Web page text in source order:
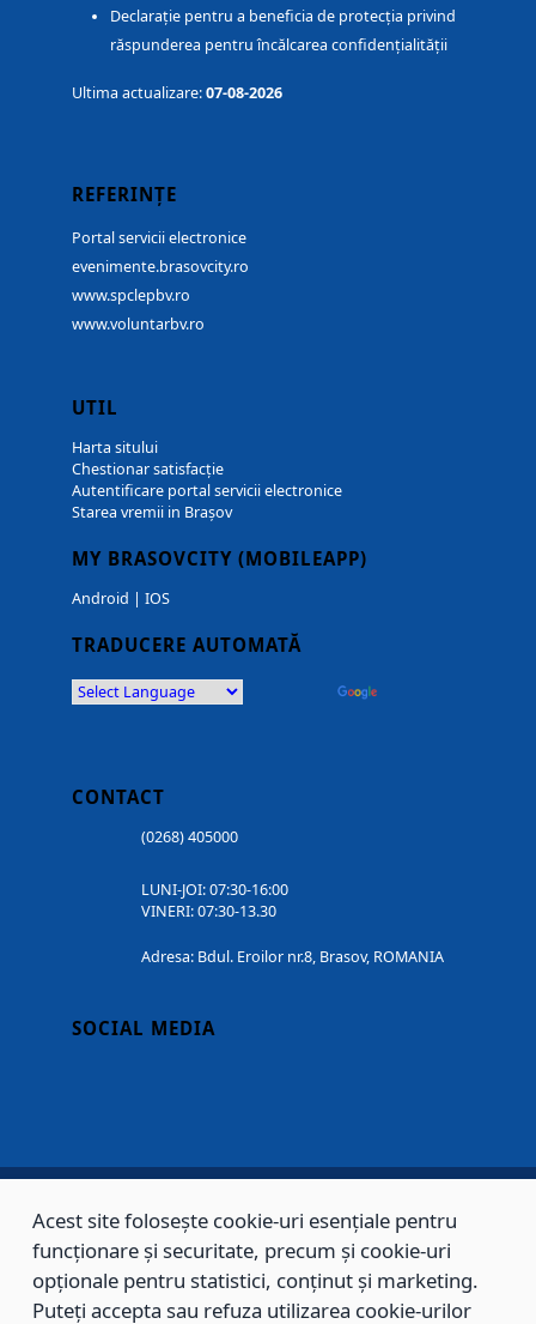
Declarație pentru a beneficia de protecția privind
răspunderea pentru încălcarea confidențialității
Ultima actualizare:07-08-2026
REFERINȚE
Portal servicii electronice
evenimente.brasovcity.ro
www.spclepbv.ro
www.voluntarbv.ro
UTIL
Harta sitului
Chestionar satisfacție
Autentificare portal servicii electronice
Starea vremii in Brașov
MY BRASOVCITY (MOBILEAPP)
Android | IOS
TRADUCERE AUTOMATĂ
CONTACT
(0268) 405000
LUNI-JOI: 07:30-16:00
VINERI: 07:30-13.30
Adresa: Bdul. Eroilor nr.8, Brasov, ROMANIA
SOCIAL MEDIA
Copyright © 2002 - 2026 - PRIMĂRIA MUNICIPIULUI BRAȘOV, toate drepturile
rezervate.
Acest site folosește cookie-uri esențiale pentru
funcționare și securitate, precum și cookie-uri
opționale pentru statistici, conținut și marketing.
Puteți accepta sau refuza utilizarea cookie-urilor